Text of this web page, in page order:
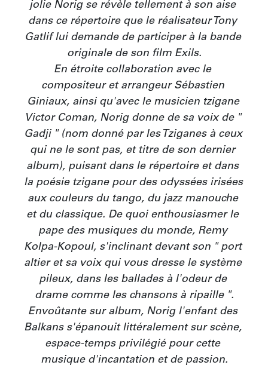
jolie Norig se révèle tellement à son aise
dans ce répertoire que le réalisateur Tony
Gatlif lui demande de participer à la bande
originale de son film Exils.
En étroite collaboration avec le
compositeur et arrangeur Sébastien
Giniaux, ainsi qu'avec le musicien tzigane
Victor Coman, Norig donne de sa voix de "
Gadji " (nom donné par les Tziganes à ceux
qui ne le sont pas, et titre de son dernier
album), puisant dans le répertoire et dans
la poésie tzigane pour des odyssées irisées
aux couleurs du tango, du jazz manouche
et du classique. De quoi enthousiasmer le
pape des musiques du monde, Remy
Kolpa-Kopoul, s'inclinant devant son " port
altier et sa voix qui vous dresse le système
pileux, dans les ballades à l'odeur de
drame comme les chansons à ripaille ".
Envoûtante sur album, Norig l'enfant des
Balkans s'épanouit littéralement sur scène,
espace-temps privilégié pour cette
musique d'incantation et de passion.